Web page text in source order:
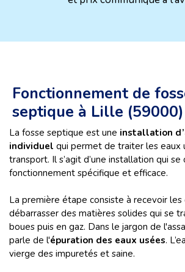
Fonctionnement de
septique à Lille (59000)
La fosse septique est une installation
individuel qui permet de traiter les eaux
transport. Il s’agit d’une installation qui se
fonctionnement spécifique et efficace.
La première étape consiste à recevoir
débarrasser des matières solides qui se
boues puis en gaz. Dans le jargon de
parle de l'épuration des eaux usées.
vierge des impuretés et saine.